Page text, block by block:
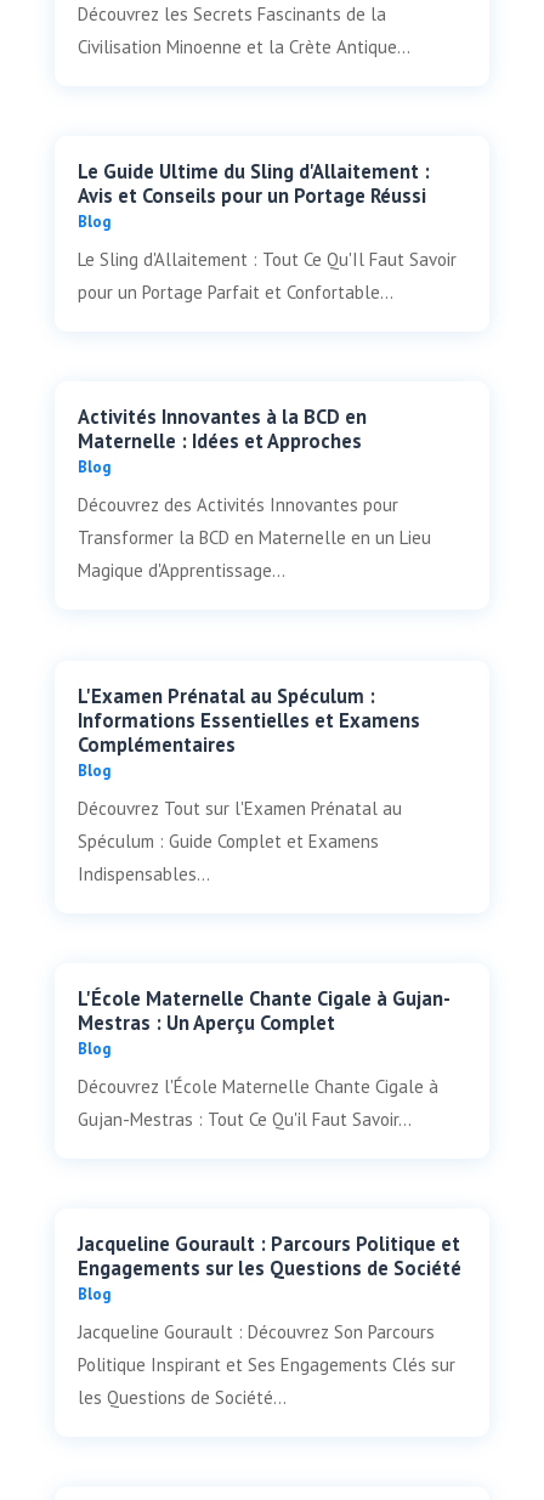
Découvrez les Secrets Fascinants de la
Civilisation Minoenne et la Crète Antique...
Le Guide Ultime du Sling d'Allaitement :
Avis et Conseils pour un Portage Réussi
Blog
Le Sling d'Allaitement : Tout Ce Qu'Il Faut Savoir
pour un Portage Parfait et Confortable...
Activités Innovantes à la BCD en
Maternelle : Idées et Approches
Blog
Découvrez des Activités Innovantes pour
Transformer la BCD en Maternelle en un Lieu
Magique d'Apprentissage...
L'Examen Prénatal au Spéculum :
Informations Essentielles et Examens
Complémentaires
Blog
Découvrez Tout sur l'Examen Prénatal au
Spéculum : Guide Complet et Examens
Indispensables...
L'École Maternelle Chante Cigale à Gujan-
Mestras : Un Aperçu Complet
Blog
Découvrez l'École Maternelle Chante Cigale à
Gujan-Mestras : Tout Ce Qu'il Faut Savoir...
Jacqueline Gourault : Parcours Politique et
Engagements sur les Questions de Société
Blog
Jacqueline Gourault : Découvrez Son Parcours
Politique Inspirant et Ses Engagements Clés sur
les Questions de Société...